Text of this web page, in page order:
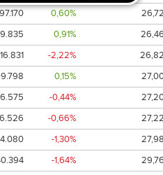
0,60%
0,91%
-2,22%
0,15%
-0,44%
-0,66%
-1,30%
-1,64%